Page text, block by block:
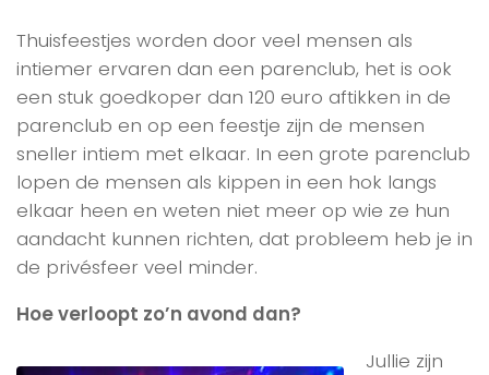
Thuisfeestjes worden door veel mensen als
intiemer ervaren dan een parenclub, het is ook
een stuk goedkoper dan 120 euro aftikken in de
parenclub en op een feestje zijn de mensen
sneller intiem met elkaar. In een grote parenclub
lopen de mensen als kippen in een hok langs
elkaar heen en weten niet meer op wie ze hun
aandacht kunnen richten, dat probleem heb je in
de privésfeer veel minder.
Hoe verloopt zo’n avond dan?
Jullie zijn